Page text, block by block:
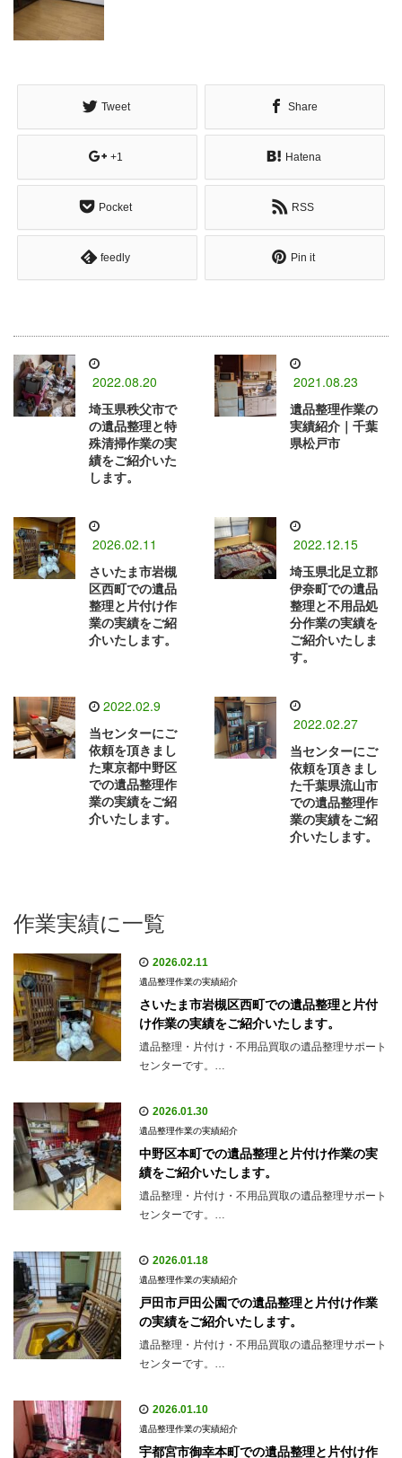
Tweet Share
+1 Hatena
Pocket RSS
feedly Pin it
2022.08.20
埼玉県秩父市で
の遺品整理と特
殊清掃作業の実
績をご紹介いた
します。
2021.08.23
遺品整理作業の
実績紹介｜千葉
県松戸市
2026.02.11
さいたま市岩槻
区西町での遺品
整理と片付け作
業の実績をご紹
介いたします。
2022.12.15
埼玉県北足立郡
伊奈町での遺品
整理と不用品処
分作業の実績を
ご紹介いたしま
す。
2022.02.9
当センターにご
依頼を頂きまし
た東京都中野区
での遺品整理作
業の実績をご紹
介いたします。
2022.02.27
当センターにご
依頼を頂きまし
た千葉県流山市
での遺品整理作
業の実績をご紹
介いたします。
作業実績に一覧
2026.02.11
遺品整理作業の実績紹介
さいたま市岩槻区西町での遺品整理と片付
け作業の実績をご紹介いたします。
遺品整理・片付け・不用品買取の遺品整理サポート
センターです。…
2026.01.30
遺品整理作業の実績紹介
中野区本町での遺品整理と片付け作業の実
績をご紹介いたします。
遺品整理・片付け・不用品買取の遺品整理サポート
センターです。…
2026.01.18
遺品整理作業の実績紹介
戸田市戸田公園での遺品整理と片付け作業
の実績をご紹介いたします。
遺品整理・片付け・不用品買取の遺品整理サポート
センターです。…
2026.01.10
遺品整理作業の実績紹介
宇都宮市御幸本町での遺品整理と片付け作